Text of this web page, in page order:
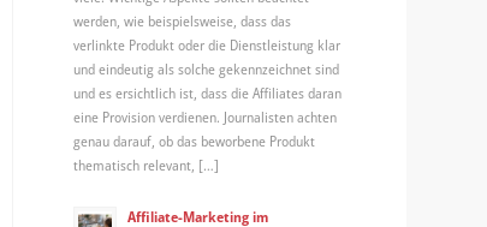
werden, wie beispielsweise, dass das
verlinkte Produkt oder die Dienstleistung klar
und eindeutig als solche gekennzeichnet sind
und es ersichtlich ist, dass die Affiliates daran
eine Provision verdienen. Journalisten achten
genau darauf, ob das beworbene Produkt
thematisch relevant, […]
Affiliate-Marketing im